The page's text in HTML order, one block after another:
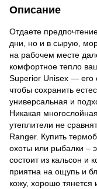
Описание
Отдаете
дни, но и в сырую,
на рабочем месте
комфортное тепло
Superior Unisex — его
чтобы сохранить
универсальная и
Никакая
утеплители не
Ranger. Купить
охоты или рыбалки –
состоит из кальсон и
приятна на ощупь и
кожу, хорошо тянется